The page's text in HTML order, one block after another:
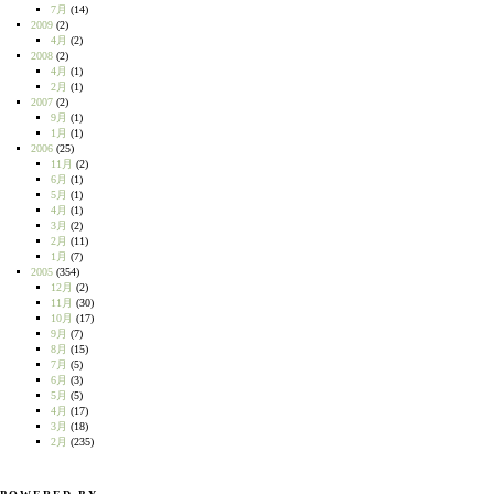
7月 (14)
2009 (2)
4月 (2)
2008 (2)
4月 (1)
2月 (1)
2007 (2)
9月 (1)
1月 (1)
2006 (25)
11月 (2)
6月 (1)
5月 (1)
4月 (1)
3月 (2)
2月 (11)
1月 (7)
2005 (354)
12月 (2)
11月 (30)
10月 (17)
9月 (7)
8月 (15)
7月 (5)
6月 (3)
5月 (5)
4月 (17)
3月 (18)
2月 (235)